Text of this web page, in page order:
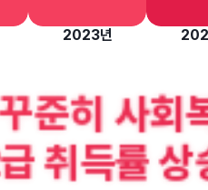
2023년
준히 사회
취득률